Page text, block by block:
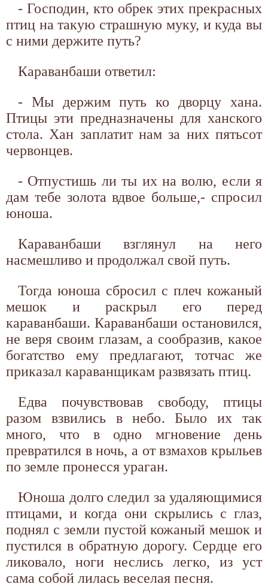
- Господин, кто обрек этих прекрасных
птиц на такую страшную муку, и куда вы
с ними держите путь?
Караванбаши ответил:
- Мы держим путь ко дворцу хана.
Птицы эти предназначены для ханского
стола. Хан заплатит нам за них пятьсот
червонцев.
- Отпустишь ли ты их на волю, если я
дам тебе золота вдвое больше,- спросил
юноша.
Караванбаши взглянул на него
насмешливо и продолжал свой путь.
Тогда юноша сбросил с плеч кожаный
мешок и раскрыл его перед
караванбаши. Караванбаши остановился,
не веря своим глазам, а сообразив, какое
богатство ему предлагают, тотчас же
приказал караванщикам развязать птиц.
Едва почувствовав свободу, птицы
разом взвились в небо. Было их так
много, что в одно мгновение день
превратился в ночь, а от взмахов крыльев
по земле пронесся ураган.
Юноша долго следил за удаляющимися
птицами, и когда они скрылись с глаз,
поднял с земли пустой кожаный мешок и
пустился в обратную дорогу. Сердце его
ликовало, ноги неслись легко, из уст
сама собой лилась веселая песня.